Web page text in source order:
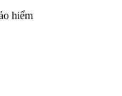
hiểm